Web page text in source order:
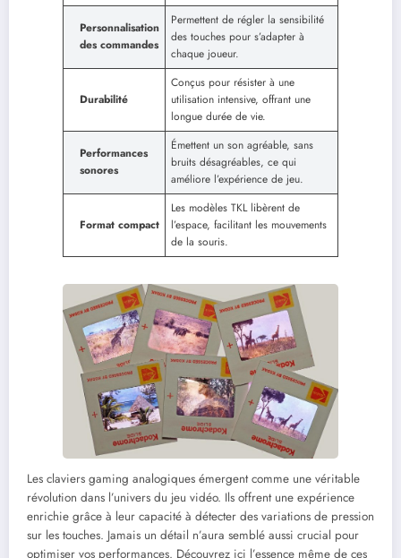
Personnalisation
des commandes
Permettent de régler la sensibilité
des touches pour s’adapter à
chaque joueur.
Durabilité
Conçus pour résister à une
utilisation intensive, offrant une
longue durée de vie.
Performances
sonores
Émettent un son agréable, sans
bruits désagréables, ce qui
améliore l’expérience de jeu.
Format compact
Les modèles TKL libèrent de
l’espace, facilitant les mouvements
de la souris.
Les claviers gaming analogiques émergent comme une véritable
révolution dans l’univers du jeu vidéo. Ils offrent une expérience
enrichie grâce à leur capacité à détecter des variations de pression
sur les touches. Jamais un détail n’aura semblé aussi crucial pour
optimiser vos performances. Découvrez ici l’essence même de ces